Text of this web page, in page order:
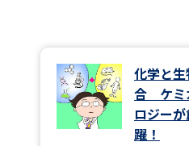
化学と
合 ケミ
ロジー
躍！